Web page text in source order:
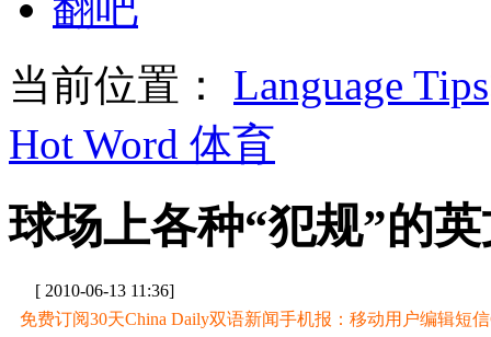
当前位置： Language Tips
Hot Word 体育
球场上各种“犯规”的
[ 2010-06-13 11:36]
免费订阅30天China Daily双语新闻手机报：移动用户编辑短信